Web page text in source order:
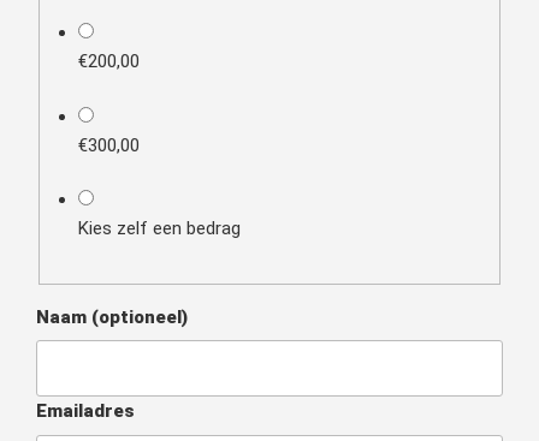
€200,00
€300,00
Kies zelf een bedrag
Naam (optioneel)
Emailadres